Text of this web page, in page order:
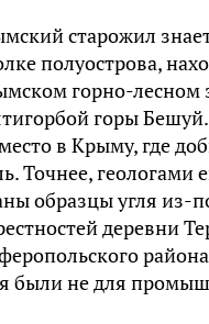
старожил
полуострова,
горно-лесном
горы
в Крыму, где
Точнее, геологами
образцы угля из-
деревни
были не для